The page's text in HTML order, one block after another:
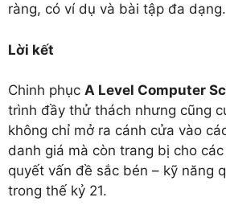
ràng, có ví dụ và bài tập đa dạng.
Lời kết
Chinh phục A Level Computer
trình đầy thử thách nhưng cũng
không chỉ mở ra cánh cửa vào
danh giá mà còn trang bị cho
quyết vấn đề sắc bén – kỹ năng
trong thế kỷ 21.